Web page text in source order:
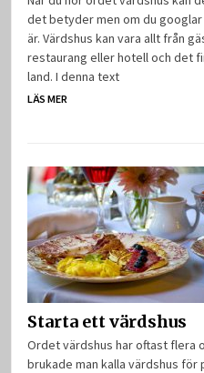
det betyder men om du
är. Värdshus kan vara allt från
restaurang eller hotell och det
land. I denna text
LÄS MER
Starta ett värdshus
Ordet värdshus har oftast flera
brukade man kalla värdshus